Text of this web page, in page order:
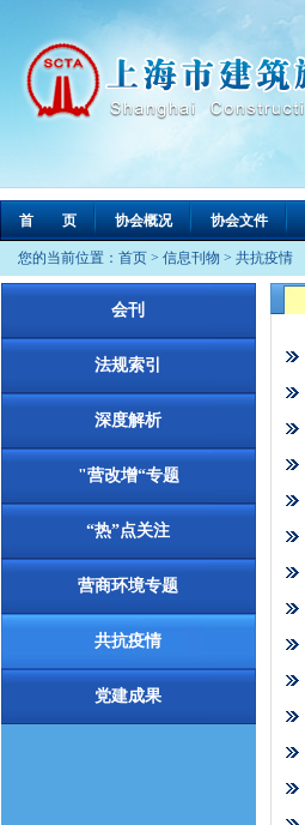
首 页 协会概况 协会文件
您的当前位置： 首页 > 信息刊物 > 共抗疫情
会刊
法规索引
深度解析
"营改增“专题
“热”点关注
营商环境专题
共抗疫情
党建成果